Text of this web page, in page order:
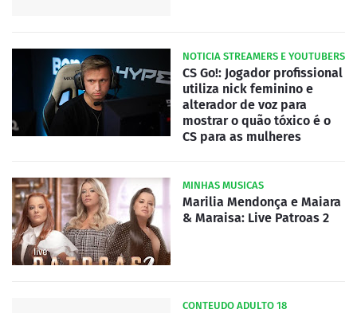
NOTICIA STREAMERS E YOUTUBERS
CS Go!: Jogador profissional
utiliza nick feminino e
alterador de voz para
mostrar o quão tóxico é o
CS para as mulheres
MINHAS MUSICAS
Marilia Mendonça e Maiara
& Maraisa: Live Patroas 2
CONTEUDO ADULTO 18